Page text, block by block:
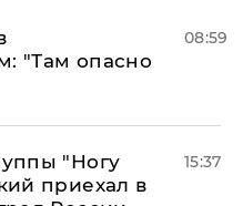
"Там опасно
08:59
"Ногу
приехал в
15:37